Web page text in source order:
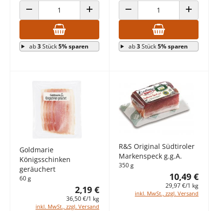
ANZAHL VERRINGERN ANZAHL ERHÖHEN
ab3Stück5% sparen
ANZAHL VERRINGERN ANZAHL
ab3Stück5% sparen
Goldmarie
Königsschinken
geräuchert
60 g
2,19 €
36,50 €/1 kg
inkl. MwSt., zzgl. Versand
R&S Original Südtiroler
Markenspeck g.g.A.
350 g
10,49 €
29,97 €/1 kg
inkl. MwSt., zzgl. Versand